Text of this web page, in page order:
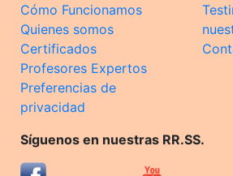
Cómo Funcionamos
Quienes somos
Certificados
Profesores Expertos
Preferencias de
privacidad
Síguenos en nuestras RR.SS.